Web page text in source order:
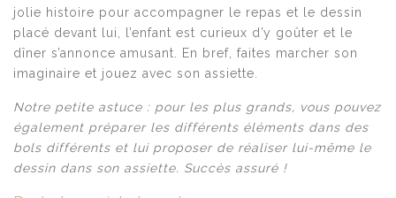
jolie histoire pour accompagner le repas et le dessin
placé devant lui, l’enfant est curieux d’y goûter et le
dîner s’annonce amusant. En bref, faites marcher son
imaginaire et jouez avec son assiette.
Notre petite astuce : pour les plus grands, vous pouvez
également préparer les différents éléments dans des
bols différents et lui proposer de réaliser lui-même le
dessin dans son assiette. Succès assuré !